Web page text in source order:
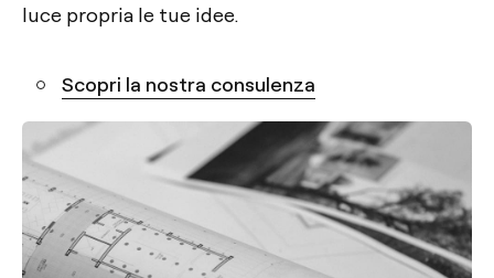
luce propria le tue idee.
Scopri la nostra consulenza